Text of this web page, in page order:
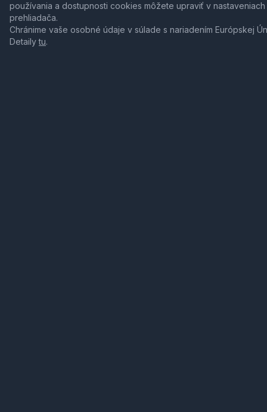
používania a dostupnosti cookies môžete upraviť v nastaveniach
prehliadača.
Chránime vaše osobné údaje v súlade s nariadením Európskej
Detailytu.